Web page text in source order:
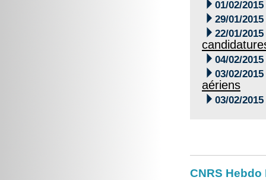
 01/02/2015
 29/01/2015
 22/01/2015
 04/02/2015
 03/02/2015
aériens
 03/02/2015
CNRS